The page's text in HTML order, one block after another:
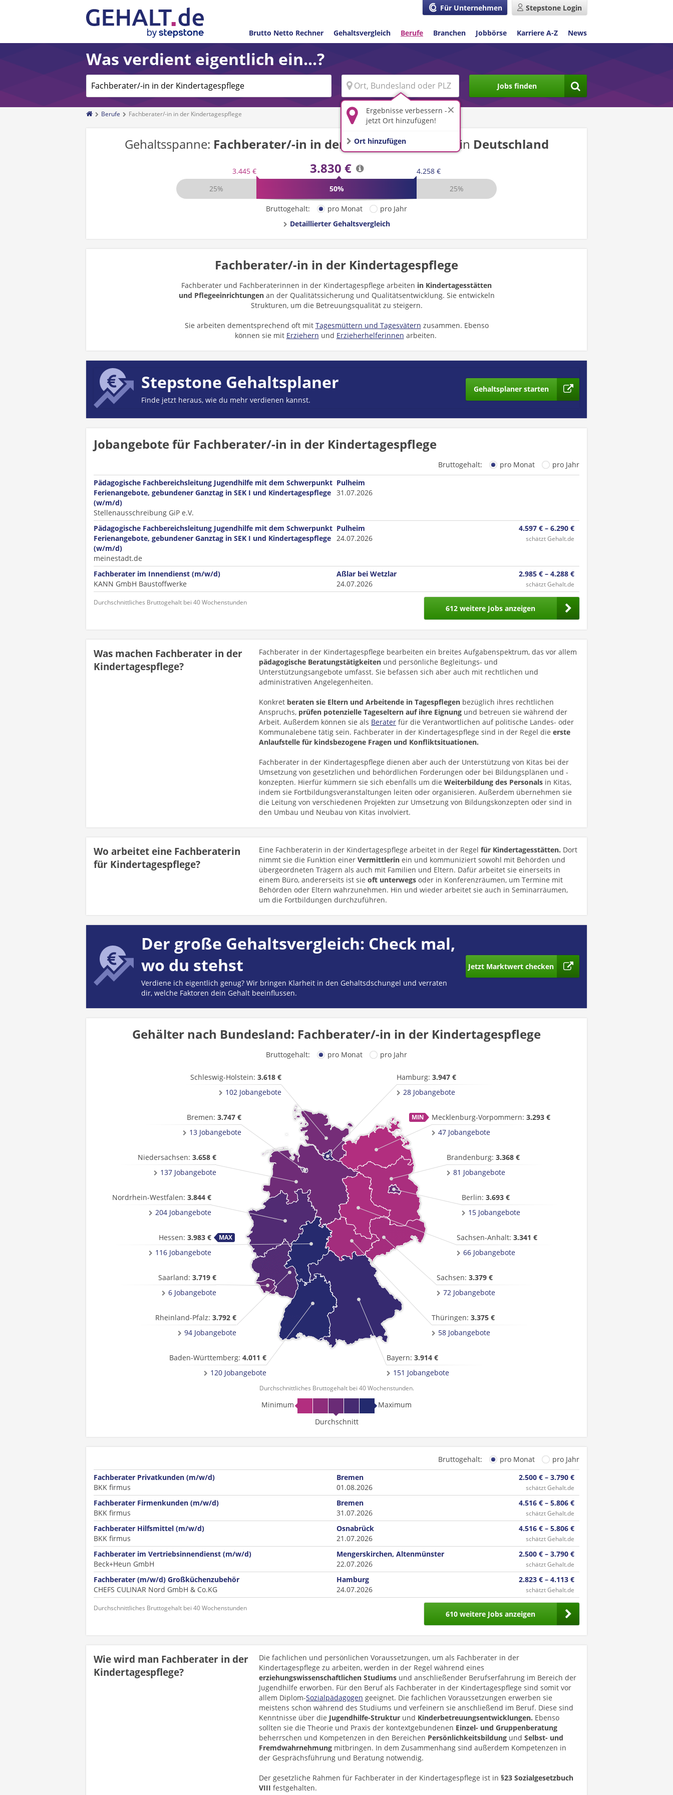
Für Unternehmen Stepstone Login
Brutto Netto Rechner Gehaltsvergleich Berufe Branchen Jobbörse Karriere A-Z News
Was verdient eigentlich ein...?
Ergebnisse verbessern -
jetzt Ort hinzufügen!
Ort hinzufügen
Jobs finden
Berufe Fachberater/-in in der Kindertagespflege
Gehaltsspanne: Fachberater/-in in der Kindertagespflege in Deutschland
3.445 € 3.830 €
4.258 €
25%
50% 25%
Bruttogehalt: pro Monat
pro Jahr
Detaillierter Gehaltsvergleich
Fachberater/-in in der Kindertagespflege
Fachberater und Fachberaterinnen in der Kindertagespflege arbeiten in Kindertagesstätten
und Pflegeeinrichtungenan der Qualitätssicherung und Qualitätsentwicklung. Sie entwickeln
Strukturen, um die Betreuungsqualität zu steigern.
Sie arbeiten dementsprechend oft mit Tagesmüttern und Tagesvätern zusammen. Ebenso
können sie mit Erziehern und Erzieherhelferinnen arbeiten.
Stepstone Gehaltsplaner
Finde jetzt heraus, wie du mehr verdienen kannst.
Gehaltsplaner starten
Jobangebote für Fachberater/-in in der Kindertagespflege
Bruttogehalt: pro Monat
pro Jahr
Pädagogische Fachbereichsleitung Jugendhilfe mit dem Schwerpunkt
Ferienangebote, gebundener Ganztag in SEK I und Kindertagespflege
(w/m/d)
Stellenausschreibung GiP e.V.
Pulheim
31.07.2026
Pädagogische Fachbereichsleitung Jugendhilfe mit dem Schwerpunkt
Ferienangebote, gebundener Ganztag in SEK I und Kindertagespflege
(w/m/d)
meinestadt.de
Pulheim
24.07.2026
4.597 € – 6.290 €
schätzt Gehalt.de
Fachberater im Innendienst (m/w/d)
KANN GmbH Baustoffwerke
Aßlar bei Wetzlar
24.07.2026
2.985 € – 4.288 €
schätzt Gehalt.de
Durchschnittliches Bruttogehalt bei 40 Wochenstunden
612 weitere Jobs anzeigen
Was machen Fachberater in der
Kindertagespflege?
Fachberater in der Kindertagespflege bearbeiten ein breites Aufgabenspektrum, das vor allem
pädagogische Beratungstätigkeiten und persönliche Begleitungs- und
Unterstützungsangebote umfasst. Sie befassen sich aber auch mit rechtlichen und
administrativen Angelegenheiten.
Konkret beraten sie Eltern und Arbeitende in Tagespflegen bezüglich ihres rechtlichen
Anspruchs, prüfen potenzielle Tageseltern auf ihre Eignung und betreuen sie während der
Arbeit. Außerdem können sie als Berater für die Verantwortlichen auf politische Landes- oder
Kommunalebene tätig sein. Fachberater in der Kindertagespflege sind in der Regel die erste
Anlaufstelle für kindsbezogene Fragen und Konfliktsituationen.
Fachberater in der Kindertagespflege dienen aber auch der Unterstützung von Kitas bei der
Umsetzung von gesetzlichen und behördlichen Forderungen oder bei Bildungsplänen und -
konzepten. Hierfür kümmern sie sich ebenfalls um die Weiterbildung des Personals in Kitas,
indem sie Fortbildungsveranstaltungen leiten oder organisieren. Außerdem übernehmen sie
die Leitung von verschiedenen Projekten zur Umsetzung von Bildungskonzepten oder sind in
den Umbau und Neubau von Kitas involviert.
Wo arbeitet eine Fachberaterin
für Kindertagespflege?
Eine Fachberaterin in der Kindertagespflege arbeitet in der Regel für Kindertagesstätten. Dort
nimmt sie die Funktion einer Vermittlerin ein und kommuniziert sowohl mit Behörden und
übergeordneten Trägern als auch mit Familien und Eltern. Dafür arbeitet sie einerseits in
einem Büro, andererseits ist sie oft unterwegs oder in Konferenzräumen, um Termine mit
Behörden oder Eltern wahrzunehmen. Hin und wieder arbeitet sie auch in Seminarräumen,
um die Fortbildungen durchzuführen.
Der große Gehaltsvergleich: Check mal,
wo du stehst
Verdiene ich eigentlich genug? Wir bringen Klarheit in den Gehaltsdschungel und verraten
dir, welche Faktoren dein Gehalt beeinflussen.
Jetzt Marktwert checken
Gehälter nach Bundesland: Fachberater/-in in der Kindertagespflege
Bruttogehalt: pro Monat pro Jahr
Baden-Württemberg: 4.011 €
120 Jobangebote
Bayern: 3.914 €
151 Jobangebote
Berlin: 3.693 €
15 Jobangebote
Brandenburg: 3.368 €
81 Jobangebote
Bremen: 3.747 €
13 Jobangebote
Hamburg: 3.947 €
28 Jobangebote
Hessen: 3.983 €
116 Jobangebote
Mecklenburg-Vorpommern: 3.293 €
47 Jobangebote
Niedersachsen: 3.658 €
137 Jobangebote
Nordrhein-Westfalen: 3.844 €
204 Jobangebote
Rheinland-Pfalz: 3.792 €
94 Jobangebote
Saarland: 3.719 €
6 Jobangebote
Sachsen: 3.379 €
72 Jobangebote
Sachsen-Anhalt: 3.341 €
66 Jobangebote
Schleswig-Holstein: 3.618 €
102 Jobangebote
Thüringen: 3.375 €
58 Jobangebote
Durchschnittliches Bruttogehalt bei 40 Wochenstunden.
Minimum
Maximum
Durchschnitt
Bruttogehalt: pro Monat
pro Jahr
Fachberater Privatkunden (m/w/d)
BKK firmus
Bremen
01.08.2026
2.500 € – 3.790 €
schätzt Gehalt.de
Fachberater Firmenkunden (m/w/d)
BKK firmus
Bremen
31.07.2026
4.516 € – 5.806 €
schätzt Gehalt.de
Fachberater Hilfsmittel (m/w/d)
BKK firmus
Osnabrück
21.07.2026
4.516 € – 5.806 €
schätzt Gehalt.de
Fachberater im Vertriebsinnendienst (m/w/d)
Beck+Heun GmbH
Mengerskirchen, Altenmünster
22.07.2026
2.500 € – 3.790 €
schätzt Gehalt.de
Fachberater (m/w/d) Großküchenzubehör
CHEFS CULINAR Nord GmbH & Co.KG
Hamburg
24.07.2026
2.823 € – 4.113 €
schätzt Gehalt.de
Durchschnittliches Bruttogehalt bei 40 Wochenstunden
610 weitere Jobs anzeigen
Wie wird man Fachberater in der
Kindertagespflege?
Die fachlichen und persönlichen Voraussetzungen, um als Fachberater in der
Kindertagespflege zu arbeiten, werden in der Regel während eines
erziehungswissenschaftlichen Studiums und anschließender Berufserfahrung im Bereich der
Jugendhilfe erworben. Für den Beruf als Fachberater in der Kindertagespflege sind somit vor
allem Diplom-Sozialpädagogen geeignet. Die fachlichen Voraussetzungen erwerben sie
meistens schon während des Studiums und verfeinern sie anschließend im Beruf. Diese sind
Kenntnisse über die Jugendhilfe-Struktur und Kinderbetreuungsentwicklungen. Ebenso
sollten sie die Theorie und Praxis der kontextgebundenen Einzel- und Gruppenberatung
beherrschen und Kompetenzen in den Bereichen Persönlichkeitsbildung und Selbst- und
Fremdwahrnehmung mitbringen. In dem Zusammenhang sind außerdem Kompetenzen in
der Gesprächsführung und Beratung notwendig.
Der gesetzliche Rahmen für Fachberater in der Kindertagespflege ist in §23 Sozialgesetzbuch
VIII festgehalten.